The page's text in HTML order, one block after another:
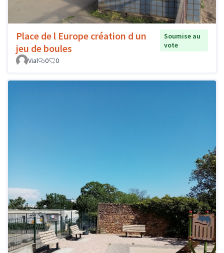
Place de l Europe création d un
jeu de boules
Soumise au
vote
Vial
0 0